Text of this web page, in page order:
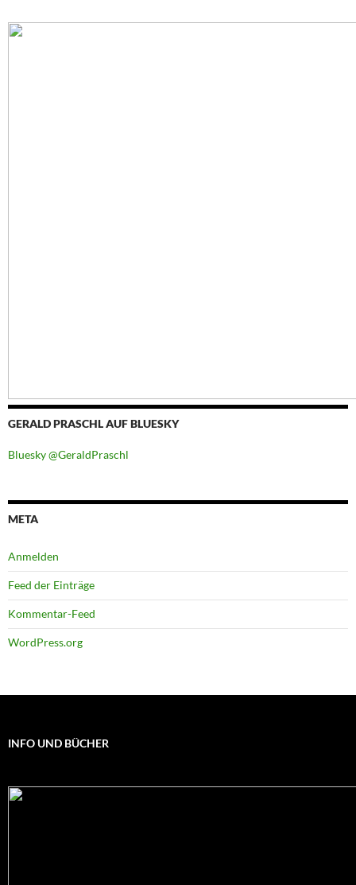
GERALD PRASCHL AUF BLUESKY
Bluesky @GeraldPraschl
META
Anmelden
Feed der Einträge
Kommentar-Feed
WordPress.org
INFO UND BÜCHER